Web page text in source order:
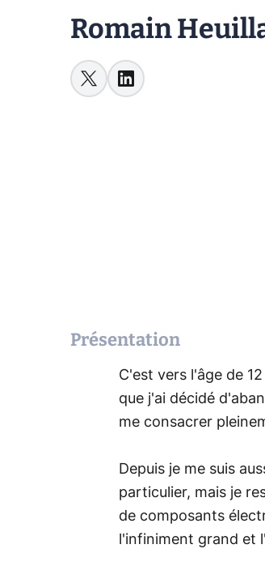
Romain
Présentation
C'est vers l'âge de
que j'ai décidé
me consacrer
Depuis je me suis
particulier, mais je
de composants
l'infiniment grand et